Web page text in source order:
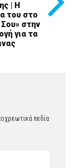
| Η
του στο
στην
για τα
πεδία